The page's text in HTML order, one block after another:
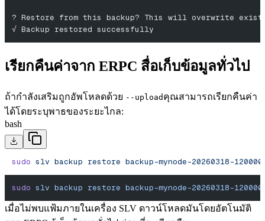
? Restore from this backup? This will overwrite
√ Backup restored successfully
เรียกคืนค่าจาก ERPC สื่อเก็บข้อมูลทั่วไป
ถ้ากําลังเสริมถูกอัพโหลดด้วย --upload คุณสามารถเรียกคืนค่า
ได้โดยระบุพาธของระยะไกล:
bash
sudo slv backup restore backup-mynode-20260318-
sudo slv backup restore backup-mynode-20260318-
เมื่อไม่พบแฟ้มภายในเครื่อง SLV ดาวน์โหลดมันโดยอัตโนมัติ